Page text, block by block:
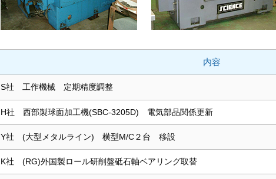
内容
S社 工作機械 定期精度調整
H社 西部製球面加工機(SBC-3205D) 電気部品関係更新
Y社 (大型メタルライン) 横型M/C２台 移設
K社 (RG)外国製ロール研削盤砥石軸ベアリング取替